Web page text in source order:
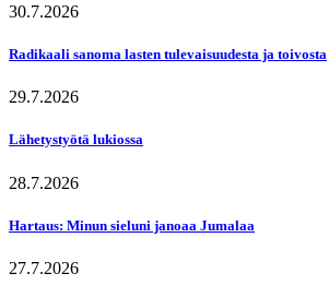
30.7.2026
Radikaali sanoma lasten tulevaisuudesta ja toivosta
29.7.2026
Lähetystyötä lukiossa
28.7.2026
Hartaus: Minun sieluni janoaa Jumalaa
27.7.2026